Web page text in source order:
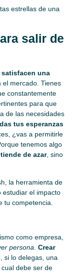
estrellas de una
salir de
una
el mercado. Tienes
constantemente
para que
de las necesidades
tus esperanzas
¿vas a permitirle
tenemos algo
de azar, sino
la herramienta de
estudiar el impacto
tu competencia.
como empresa,
persona Crear
si lo delegas, una
cual debe ser de